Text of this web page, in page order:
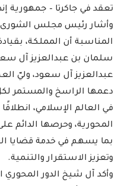
تعقد في جاكرتا – جمهورية
وأشار رئيس مجلس
المناسبة أن المملكة،
سلمان بن عبدالعزيز آل
عبدالعزيز آل سعود، وليّ
دعمها الراسخ والمستمر
في العالم الإسلامي،
المحورية، وحرصها الدائم
بما يسهم في خدمة قضايا
وتعزيز الاستقرار والتنمية.
وأكد آل شيخ الدور المحوري